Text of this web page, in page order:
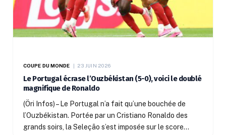
COUPE DU MONDE 23 JUIN 2026
Le Portugal écrase l’Ouzbékistan (5-0), voici le doublé
magnifique de Ronaldo
(Öri Infos) – Le Portugal n’a fait qu’une bouchée de
l’Ouzbékistan. Portée par un Cristiano Ronaldo des
grands soirs, la Seleção s’est imposée sur le score…